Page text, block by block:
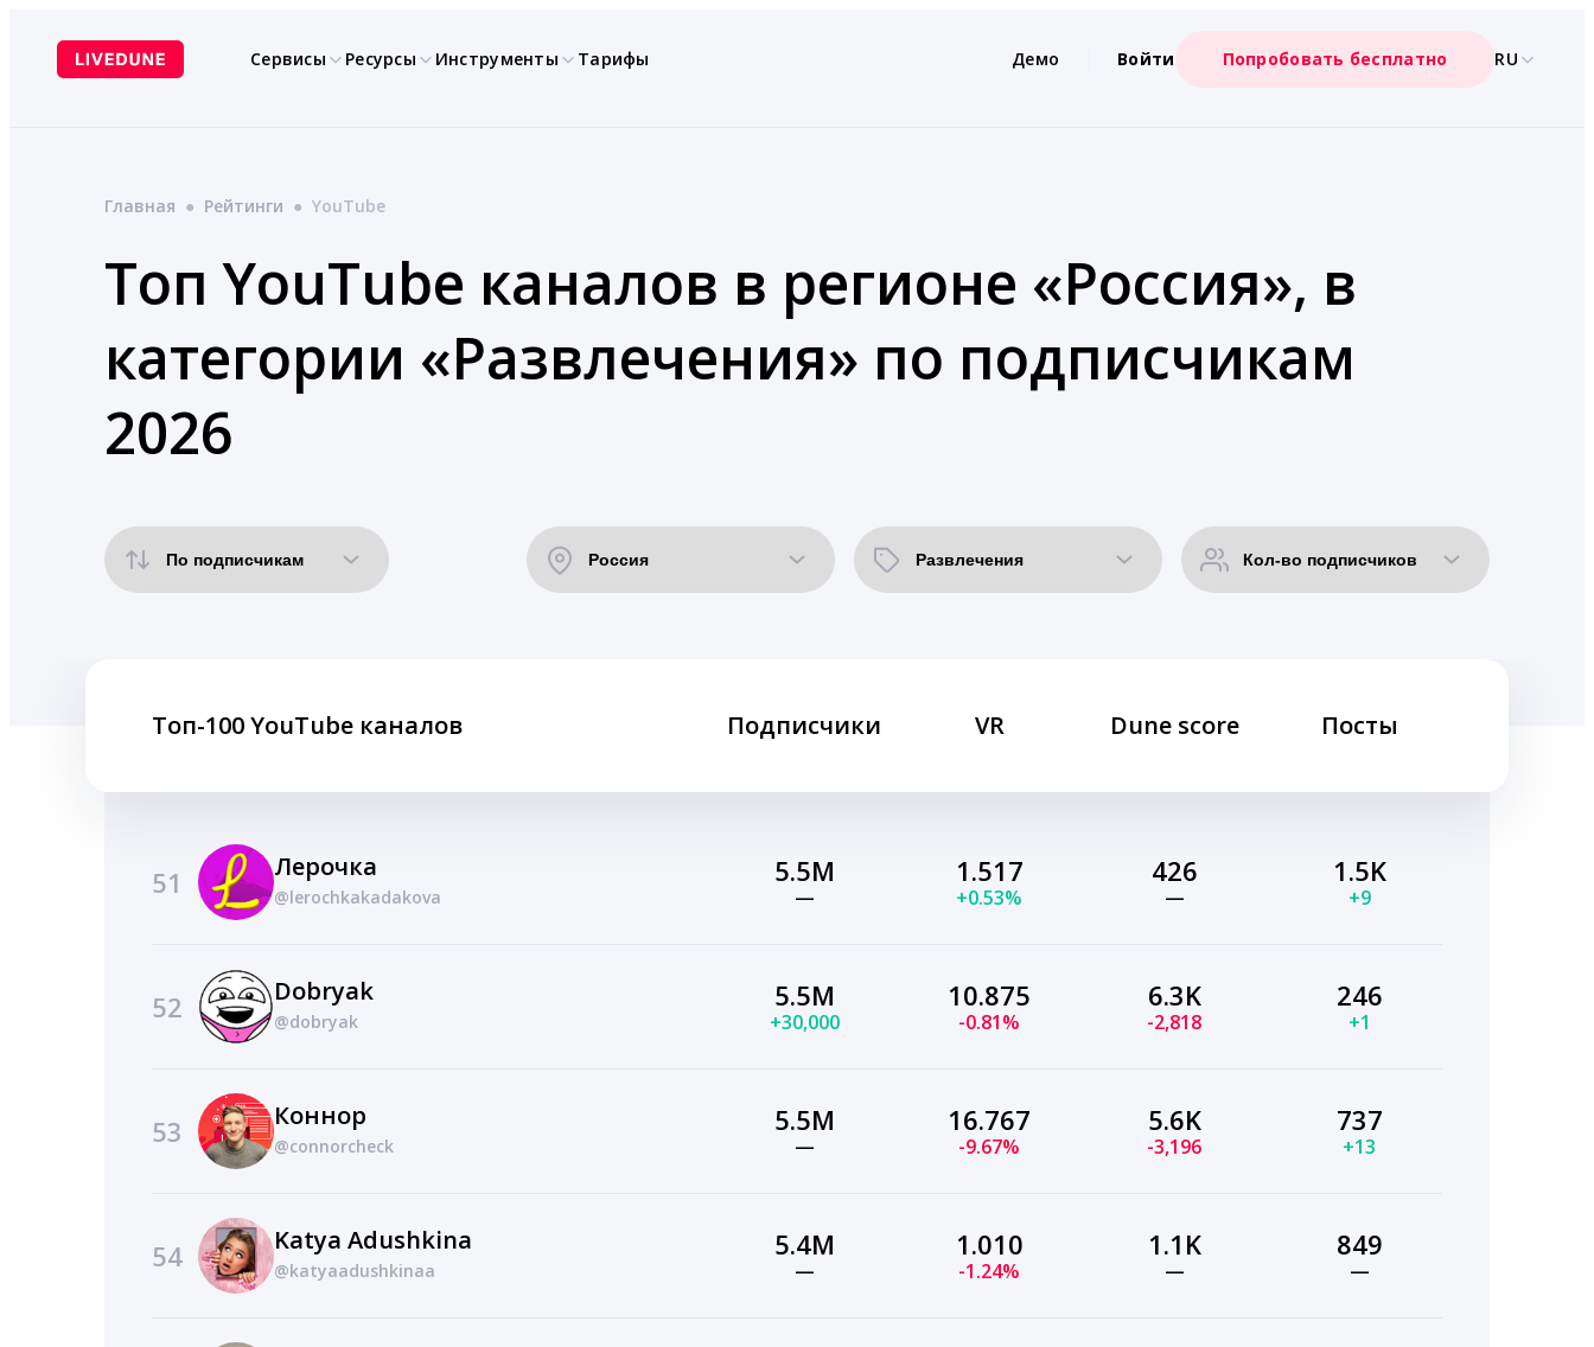
содержимому
Сервисы Ресурсы Инструменты Тарифы Демо Войти Попробовать бесплатно RU
Главная ● Рейтинги ● YouTube
Топ YouTube каналов в регионе «Россия», в
категории «Развлечения» по подписчикам
2026
Топ-100 YouTube каналов Подписчики VR Dune score Посты
51 Лерочка
@lerochkakadakova
5.5M
—
1.517
+0.53%
426
—
1.5K
+9
52 Dobryak
@dobryak
5.5M
+30,000
10.875
-0.81%
6.3K
-2,818
246
+1
53 Коннор
@connorcheck
5.5M
—
16.767
-9.67%
5.6K
-3,196
737
+13
54 Katya Adushkina
@katyaadushkinaa
5.4M
—
1.010
-1.24%
1.1K
—
849
—